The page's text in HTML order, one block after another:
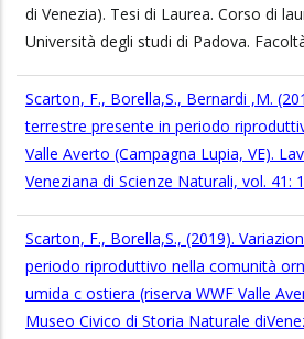
di Venezia). Tesi di Laurea. Corso di
Università degli studi di Padova.
Scarton, F., Borella,S., Bernardi ,M.
terrestre presente in periodo
Valle Averto (Campagna Lupia, VE).
Veneziana di Scienze Naturali, vol. 41:
Scarton, F., Borella,S., (2019).
periodo riproduttivo nella comunità
umida c ostiera (riserva WWF Valle
Museo Civico di Storia Naturale